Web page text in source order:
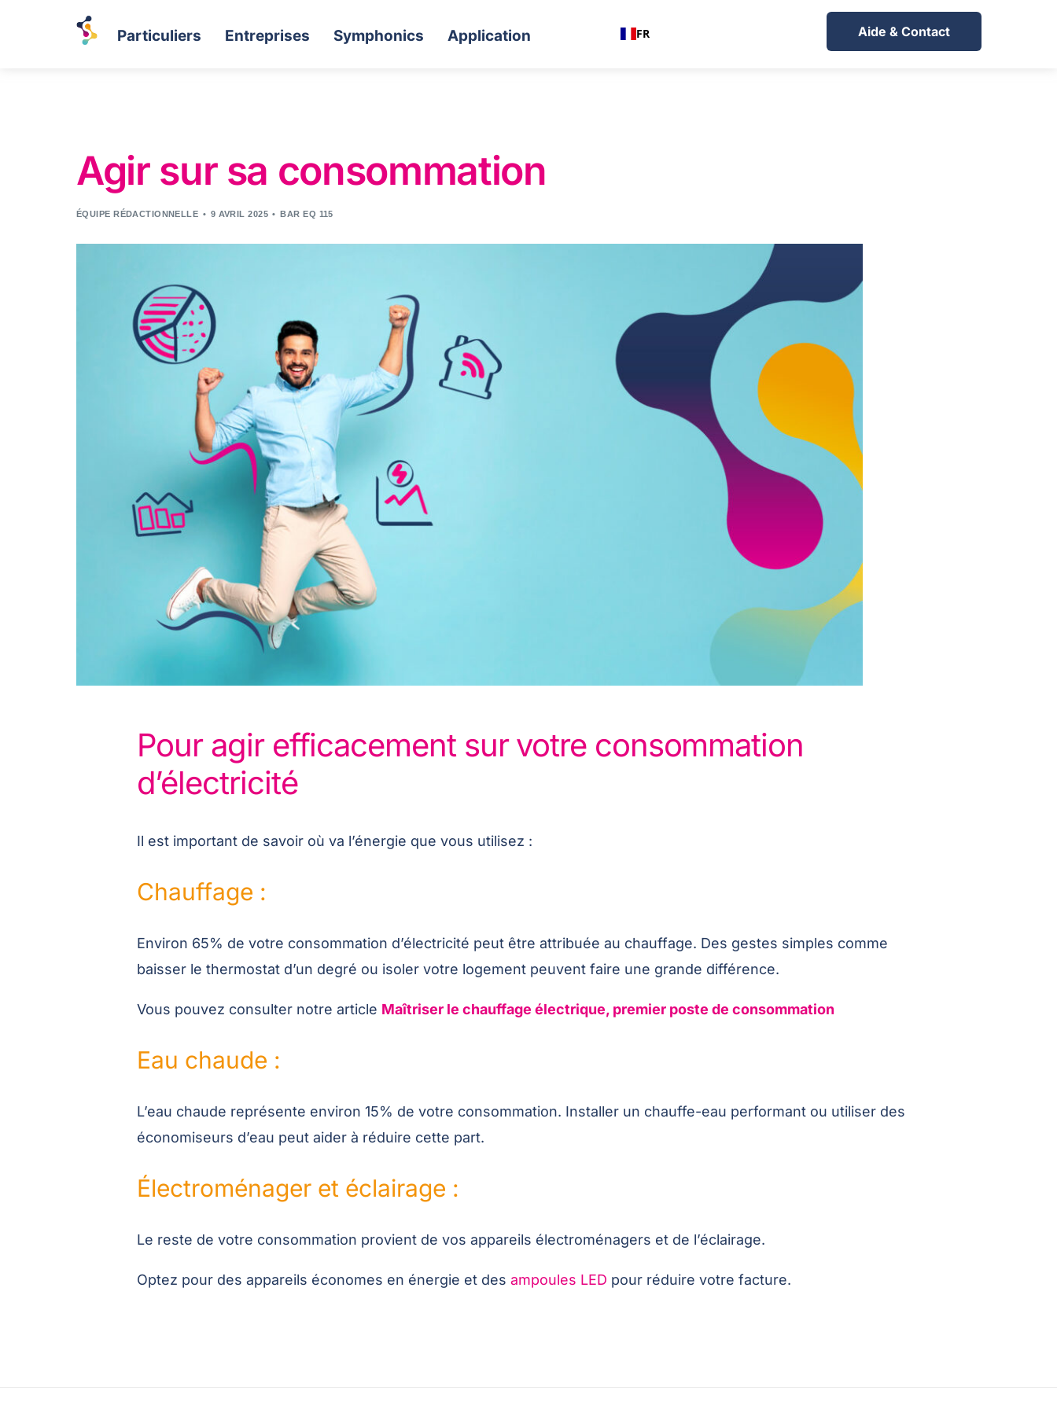
Particuliers Entreprises Symphonics Application FR Aide & Contact
Agir sur sa consommation
ÉQUIPE RÉDACTIONNELLE 9 AVRIL 2025 BAR EQ 115
Pour agir efficacement sur votre consommation
d’électricité
Il est important de savoir où va l’énergie que vous utilisez :
Chauffage :
Environ 65% de votre consommation d’électricité peut être attribuée au chauffage. Des gestes simples comme
baisser le thermostat d’un degré ou isoler votre logement peuvent faire une grande différence.
Vous pouvez consulter notre article Maîtriser le chauffage électrique, premier poste de consommation
Eau chaude :
L’eau chaude représente environ 15% de votre consommation. Installer un chauffe-eau performant ou utiliser des
économiseurs d’eau peut aider à réduire cette part.
Électroménager et éclairage :
Le reste de votre consommation provient de vos appareils électroménagers et de l’éclairage.
Optez pour des appareils économes en énergie et des ampoules LED pour réduire votre facture.